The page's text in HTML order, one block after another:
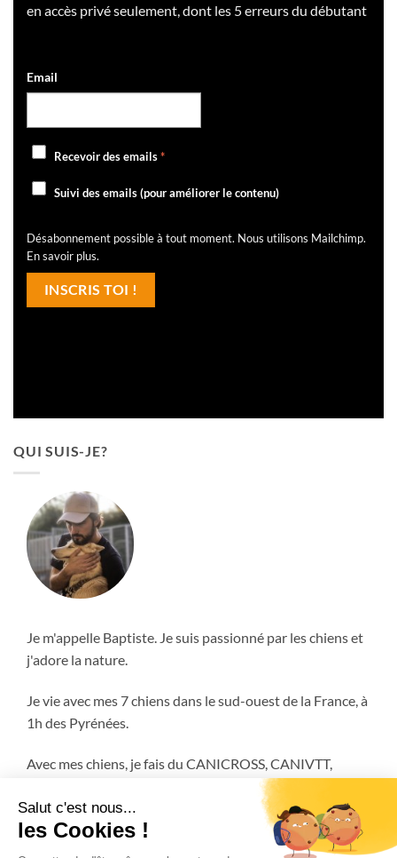
en accès privé seulement, dont les 5 erreurs du débutant
Email
Recevoir des emails*
Suivi des emails (pour améliorer le contenu)
Désabonnement possible à tout moment. Nous utilisons Mailchimp.
En savoir plus.
QUI SUIS-JE?
Je m'appelle Baptiste. Je suis passionné par les chiens et
j'adore la nature.
Je vie avec mes 7 chiens dans le sud-ouest de la France, à
1h des Pyrénées.
Avec mes chiens, je fais du CANICROSS, CANIVTT,